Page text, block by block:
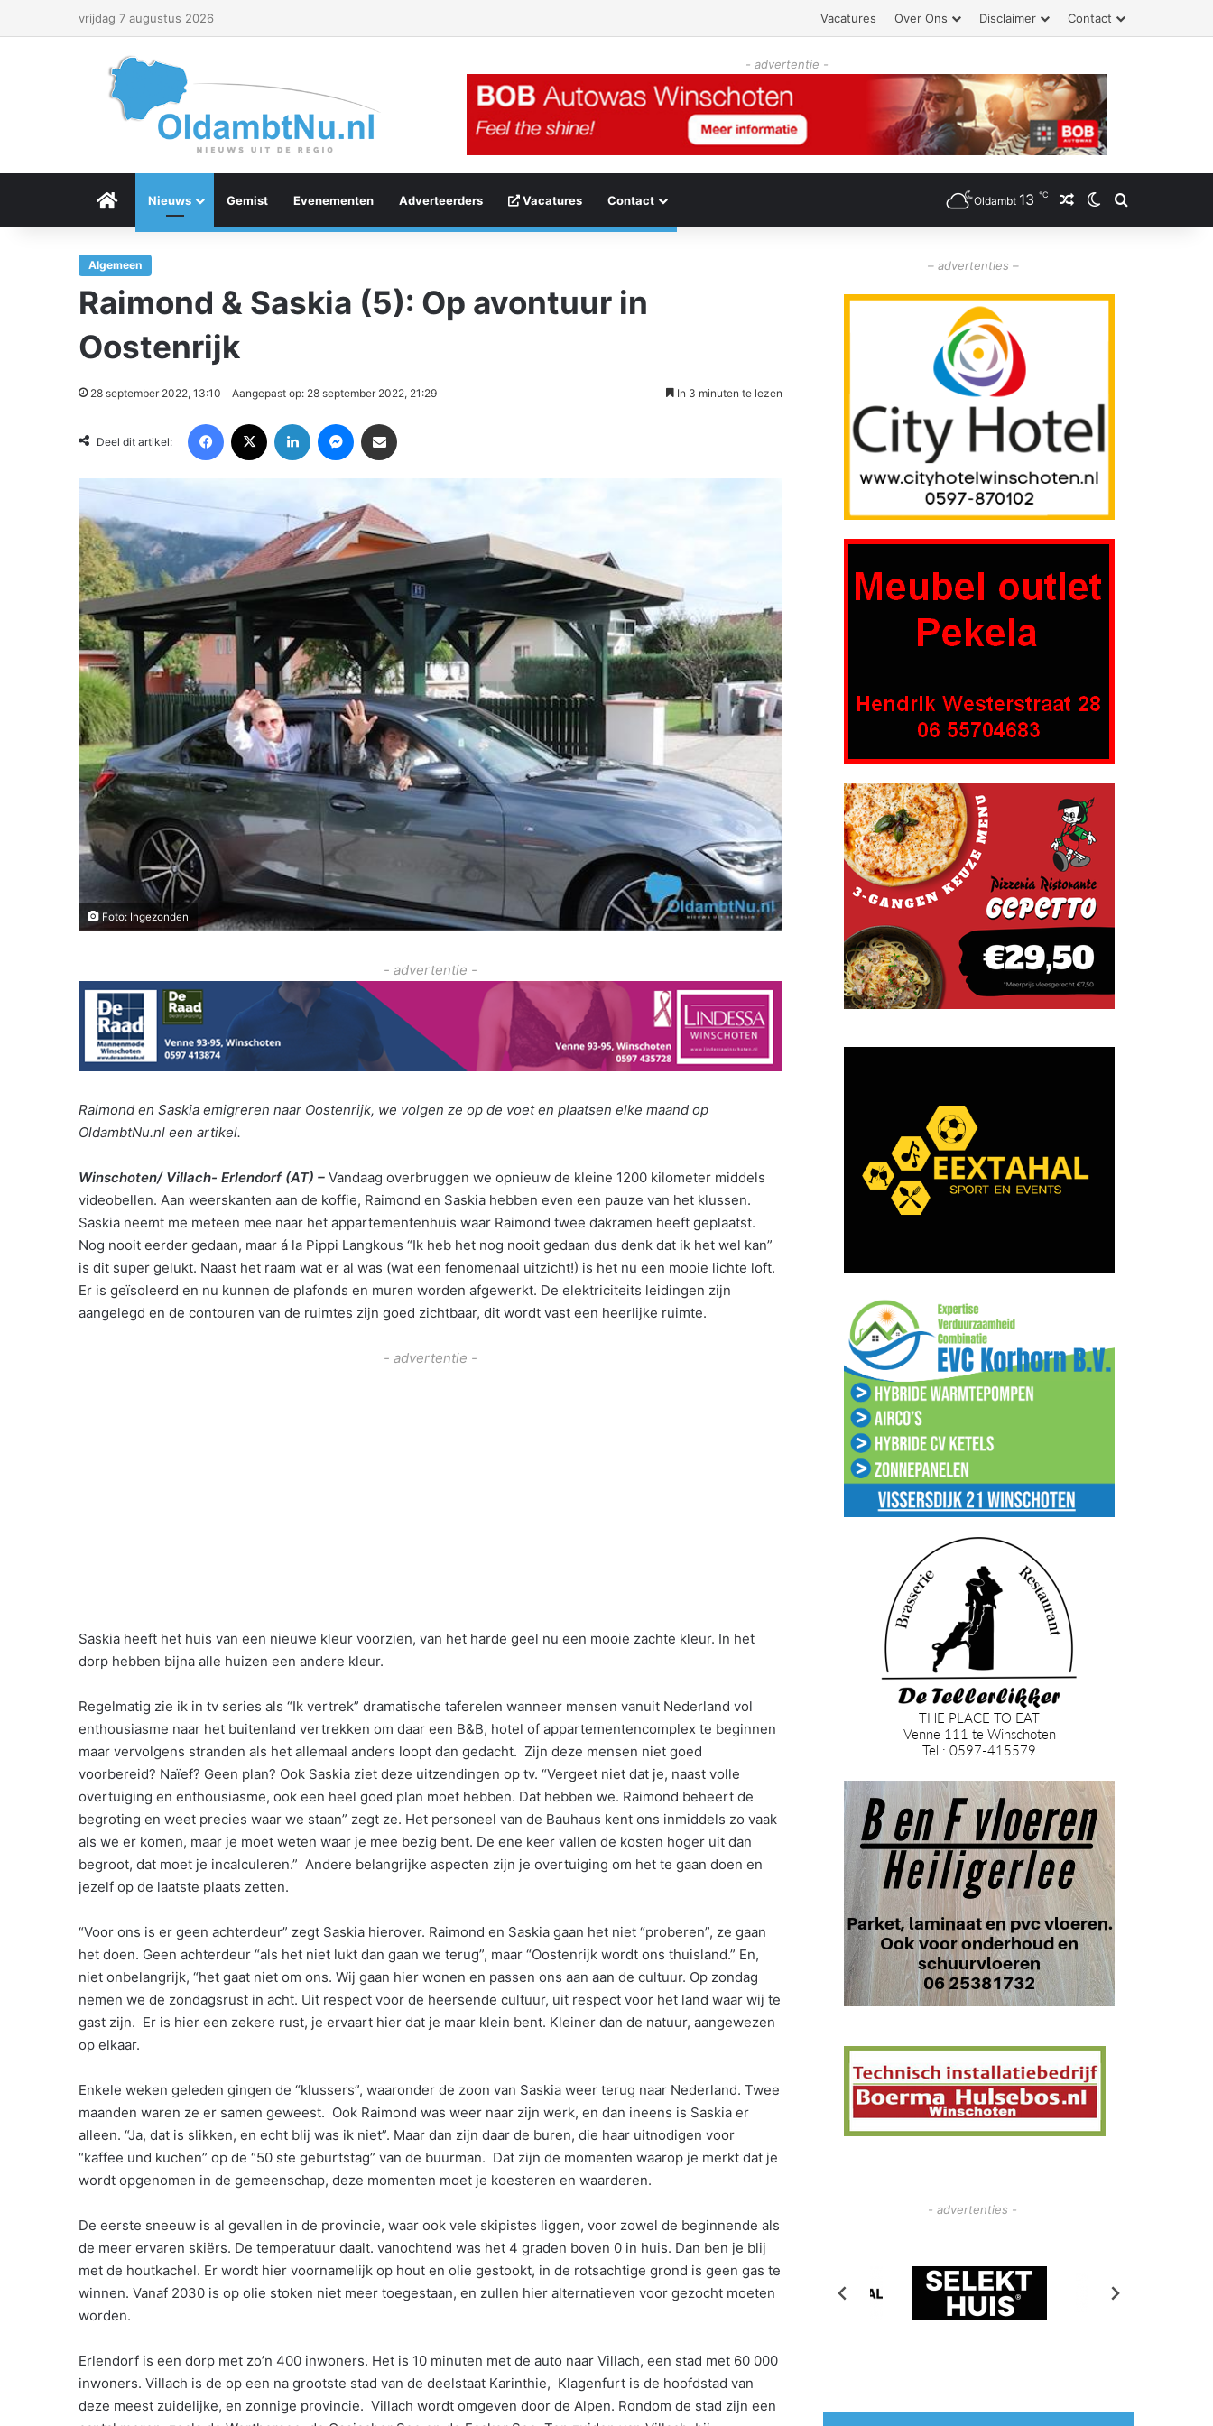
vrijdag 7 augustus 2026 Vacatures Over Ons Disclaimer Contact
- advertentie -
Menu Item
Nieuws Gemist Evenementen Adverteerders Vacatures Contact Oldambt 13 ℃ Willekeurig artikel
Switch skin
Zoeken
Algemeen
Raimond & Saskia (5): Op avontuur in
Oostenrijk
28 september 2022, 13:10 Aangepast op: 28 september 2022, 21:29 In 3 minuten te lezen
Deel dit artikel:
Foto: Ingezonden
- advertentie -
Raimond en Saskia emigreren naar Oostenrijk, we volgen ze op de voet en plaatsen elke maand op
OldambtNu.nl een artikel.
Winschoten/ Villach- Erlendorf (AT) – Vandaag overbruggen we opnieuw de kleine 1200 kilometer middels
videobellen. Aan weerskanten aan de koffie, Raimond en Saskia hebben even een pauze van het klussen.
Saskia neemt me meteen mee naar het appartementenhuis waar Raimond twee dakramen heeft geplaatst.
Nog nooit eerder gedaan, maar á la Pippi Langkous “Ik heb het nog nooit gedaan dus denk dat ik het wel kan”
is dit super gelukt. Naast het raam wat er al was (wat een fenomenaal uitzicht!) is het nu een mooie lichte loft.
Er is geïsoleerd en nu kunnen de plafonds en muren worden afgewerkt. De elektriciteits leidingen zijn
aangelegd en de contouren van de ruimtes zijn goed zichtbaar, dit wordt vast een heerlijke ruimte.
- advertentie -
Saskia heeft het huis van een nieuwe kleur voorzien, van het harde geel nu een mooie zachte kleur. In het
dorp hebben bijna alle huizen een andere kleur.
Regelmatig zie ik in tv series als “Ik vertrek” dramatische taferelen wanneer mensen vanuit Nederland vol
enthousiasme naar het buitenland vertrekken om daar een B&B, hotel of appartementencomplex te beginnen
maar vervolgens stranden als het allemaal anders loopt dan gedacht. Zijn deze mensen niet goed
voorbereid? Naïef? Geen plan? Ook Saskia ziet deze uitzendingen op tv. “Vergeet niet dat je, naast volle
overtuiging en enthousiasme, ook een heel goed plan moet hebben. Dat hebben we. Raimond beheert de
begroting en weet precies waar we staan” zegt ze. Het personeel van de Bauhaus kent ons inmiddels zo vaak
als we er komen, maar je moet weten waar je mee bezig bent. De ene keer vallen de kosten hoger uit dan
begroot, dat moet je incalculeren.” Andere belangrijke aspecten zijn je overtuiging om het te gaan doen en
jezelf op de laatste plaats zetten.
“Voor ons is er geen achterdeur” zegt Saskia hierover. Raimond en Saskia gaan het niet “proberen”, ze gaan
het doen. Geen achterdeur “als het niet lukt dan gaan we terug”, maar “Oostenrijk wordt ons thuisland.” En,
niet onbelangrijk, “het gaat niet om ons. Wij gaan hier wonen en passen ons aan aan de cultuur. Op zondag
nemen we de zondagsrust in acht. Uit respect voor de heersende cultuur, uit respect voor het land waar wij te
gast zijn. Er is hier een zekere rust, je ervaart hier dat je maar klein bent. Kleiner dan de natuur, aangewezen
op elkaar.
Enkele weken geleden gingen de “klussers”, waaronder de zoon van Saskia weer terug naar Nederland. Twee
maanden waren ze er samen geweest. Ook Raimond was weer naar zijn werk, en dan ineens is Saskia er
alleen. “Ja, dat is slikken, en echt blij was ik niet”. Maar dan zijn daar de buren, die haar uitnodigen voor
“kaffee und kuchen” op de “50 ste geburtstag” van de buurman. Dat zijn de momenten waarop je merkt dat je
wordt opgenomen in de gemeenschap, deze momenten moet je koesteren en waarderen.
De eerste sneeuw is al gevallen in de provincie, waar ook vele skipistes liggen, voor zowel de beginnende als
de meer ervaren skiërs. De temperatuur daalt. vanochtend was het 4 graden boven 0 in huis. Dan ben je blij
met de houtkachel. Er wordt hier voornamelijk op hout en olie gestookt, in de rotsachtige grond is geen gas te
winnen. Vanaf 2030 is op olie stoken niet meer toegestaan, en zullen hier alternatieven voor gezocht moeten
worden.
Erlendorf is een dorp met zo’n 400 inwoners. Het is 10 minuten met de auto naar Villach, een stad met 60 000
inwoners. Villach is de op een na grootste stad van de deelstaat Karinthie, Klagenfurt is de hoofdstad van
deze meest zuidelijke, en zonnige provincie. Villach wordt omgeven door de Alpen. Rondom de stad zijn een
– advertenties –
- advertenties -